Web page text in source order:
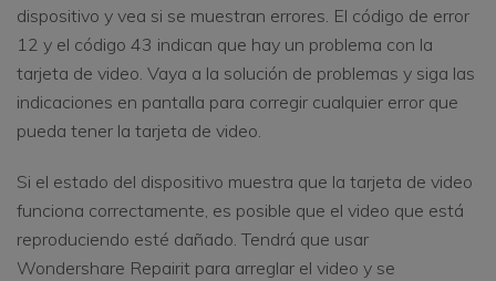
dispositivo y vea si se muestran errores. El código de error
12 y el código 43 indican que hay un problema con la
tarjeta de video. Vaya a la solución de problemas y siga las
indicaciones en pantalla para corregir cualquier error que
pueda tener la tarjeta de video.
Si el estado del dispositivo muestra que la tarjeta de video
funciona correctamente, es posible que el video que está
reproduciendo esté dañado. Tendrá que usar
Wondershare Repairit para arreglar el video y se